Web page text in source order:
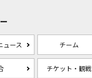
ュース チーム
チケット・観戦